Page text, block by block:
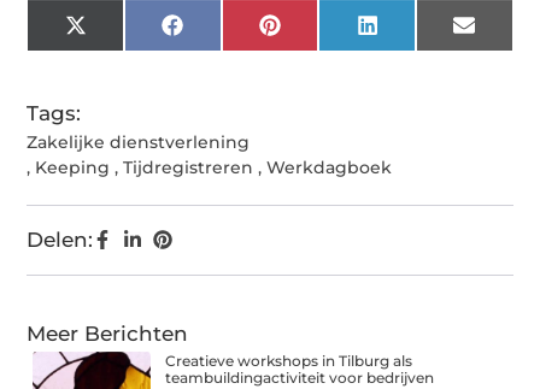
X
(Twitter)
FacebookPinterestLinkedIn Email
Tags:
Zakelijke dienstverlening
, Keeping ,Tijdregistreren ,Werkdagboek
Delen:
Meer Berichten
Creatieve workshops in Tilburg als
teambuildingactiviteit voor bedrijven